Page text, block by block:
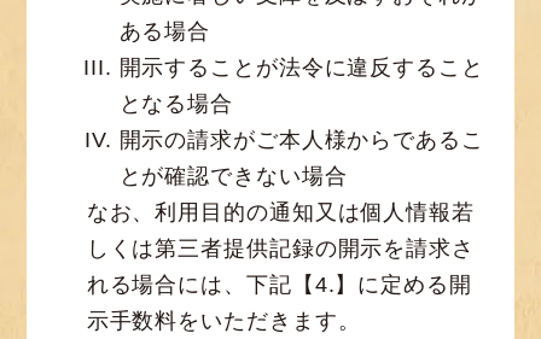
ある場合
開示することが法令に違反すること
となる場合
開示の請求がご本人様からであるこ
とが確認できない場合
なお、利用目的の通知又は個人情報若
しくは第三者提供記録の開示を請求さ
れる場合には、下記【4.】に定める開
示手数料をいただきます。